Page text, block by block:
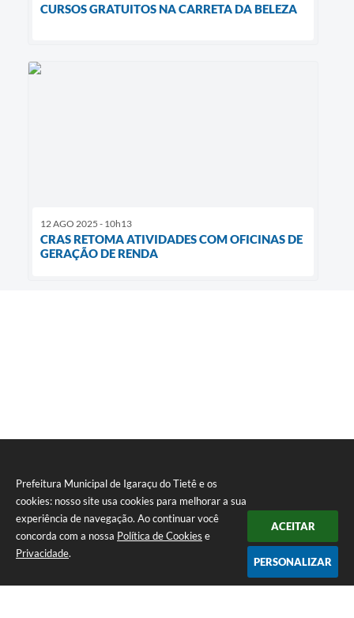
Prefeitura Municipal de Igaraçu do Tietê e os
cookies: nosso site usa cookies para melhorar a sua
experiência de navegação. Ao continuar você
concorda com a nossa Política de Cookies e
Privacidade.
ACEITAR
PERSONALIZAR
CURSOS GRATUITOS NA CARRETA DA BELEZA
12 AGO 2025 - 10h13
CRAS RETOMA ATIVIDADES COM OFICINAS DE
GERAÇÃO DE RENDA